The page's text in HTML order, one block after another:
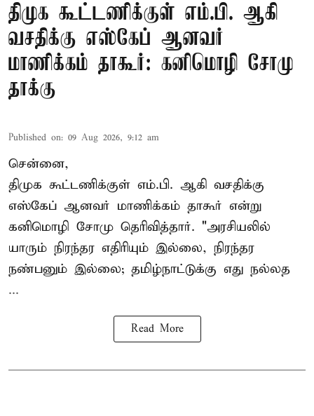
திமுக கூட்டணிக்குள் எம்.பி. ஆகி
வசதிக்கு எஸ்கேப் ஆனவர்
மாணிக்கம் தாகூர்: கனிமொழி சோமு
தாக்கு
Published on: 09 Aug 2026, 9:12 am
சென்னை,
திமுக கூட்டணிக்குள் எம்.பி. ஆகி வசதிக்கு
எஸ்கேப் ஆனவர் மாணிக்கம் தாகூர் என்று
கனிமொழி சோமு தெரிவித்தார். "அரசியலில்
யாரும் நிரந்தர எதிரியும் இல்லை, நிரந்தர
நண்பனும் இல்லை; தமிழ்நாட்டுக்கு எது நல்லத
...
Read More